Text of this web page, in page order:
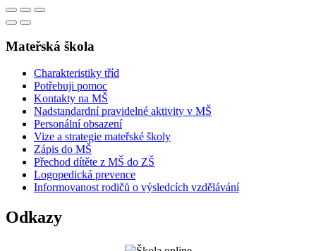
Mateřská škola
Charakteristiky tříd
Potřebuji pomoc
Kontakty na MŠ
Nadstandardní pravidelné aktivity v MŠ
Personální obsazení
Vize a strategie mateřské školy
Zápis do MŠ
Přechod dítěte z MŠ do ZŠ
Logopedická prevence
Informovanost rodičů o výsledcích vzdělávání
Odkazy